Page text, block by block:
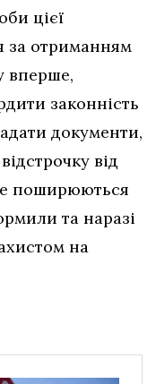
цієї
за отриманням
вперше,
законність
документи,
від
поширюються
та наразі
на